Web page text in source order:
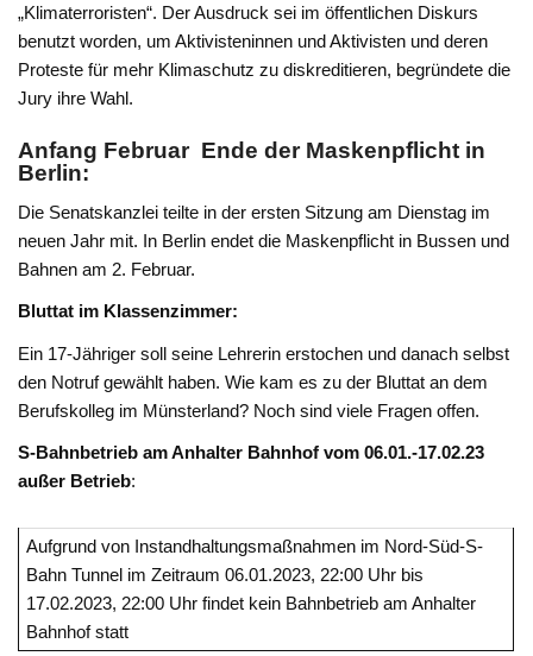
„Klimaterroristen“. Der Ausdruck sei im öffentlichen Diskurs
benutzt worden, um Aktivisteninnen und Aktivisten und deren
Proteste für mehr Klimaschutz zu diskreditieren, begründete die
Jury ihre Wahl.
Anfang Februar Ende der Maskenpflicht in
Berlin:
Die Senatskanzlei teilte in der ersten Sitzung am Dienstag im
neuen Jahr mit. In Berlin endet die Maskenpflicht in Bussen und
Bahnen am 2. Februar.
Bluttat im Klassenzimmer:
Ein 17-Jähriger soll seine Lehrerin erstochen und danach selbst
den Notruf gewählt haben. Wie kam es zu der Bluttat an dem
Berufskolleg im Münsterland? Noch sind viele Fragen offen.
S-Bahnbetrieb am Anhalter Bahnhof vom 06.01.-17.02.23
außer Betrieb:
Aufgrund von Instandhaltungsmaßnahmen im Nord-Süd-S-
Bahn Tunnel im Zeitraum 06.01.2023, 22:00 Uhr bis
17.02.2023, 22:00 Uhr findet kein Bahnbetrieb am Anhalter
Bahnhof statt